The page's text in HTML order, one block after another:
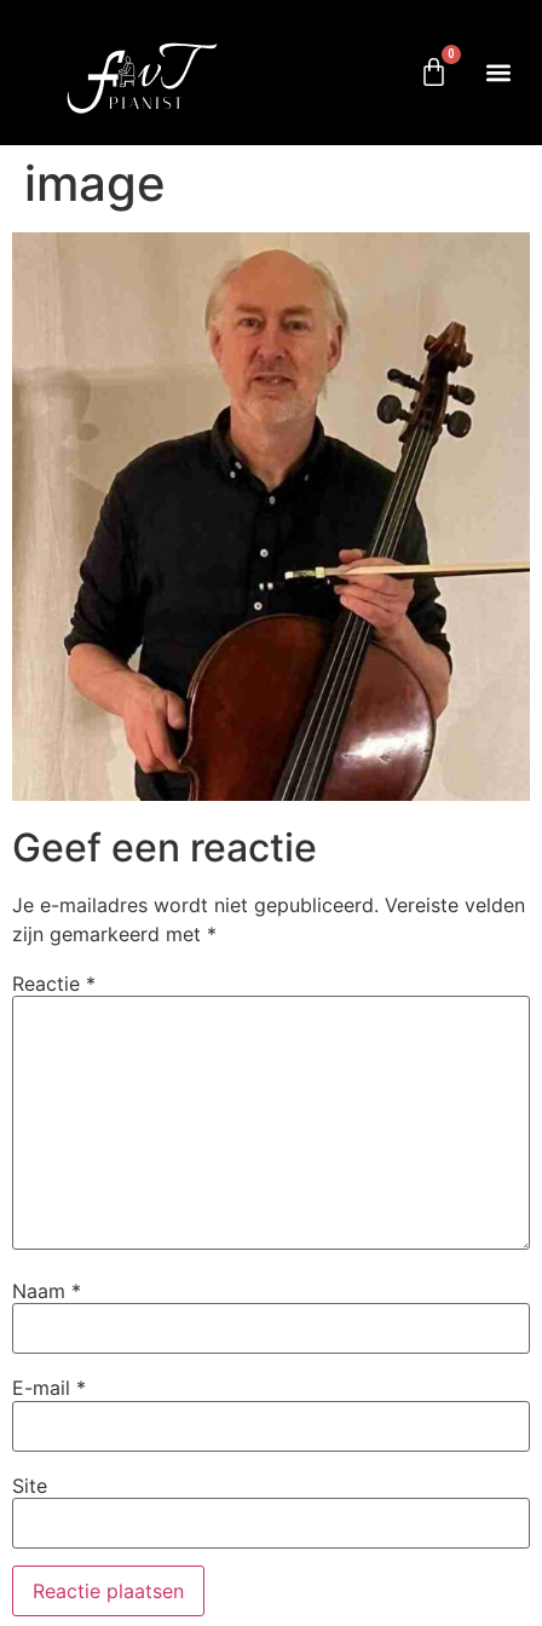
0
image
Geef een reactie
Je e-mailadres wordt niet gepubliceerd. Vereiste velden
zijn gemarkeerd met *
Reactie *
Naam *
E-mail *
Site